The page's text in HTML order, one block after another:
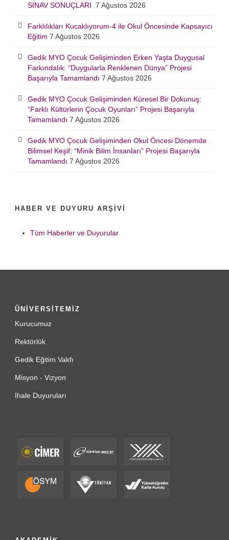
SINAV SONUÇLARI 7 Ağustos 2026
Farklılıkları Kucaklıyorum-4 ile Okul Öncesinde Kapsayıcı
Eğitim 7 Ağustos 2026
Gedik MYO Çocuk Gelişiminden Erken Yaşta Duygusal
Farkındalık: “Duygularla Renklenen Dünya” Projesi
Başarıyla Tamamlandı 7 Ağustos 2026
Gedik MYO Çocuk Gelişiminden Küresel Bir Dokunuş:
“Farklı Kültürlerin Çocuk Oyunları” Projesi Başarıyla
Tamamlandı 7 Ağustos 2026
Gedik MYO Çocuk Gelişiminden Okul Öncesi Dönemde
Bilimsel Keşif: “Minik Bilim İnsanları” Projesi Başarıyla
Tamamlandı 7 Ağustos 2026
HABER VE DUYURU ARŞIVI
Tüm Haberler ve Duyurular
ÜNİVERSİTEMİZ
Kurucumuz
Rektörlük
Gedik Eğitim Vakfı
Misyon - Vizyon
İhale Duyuruları